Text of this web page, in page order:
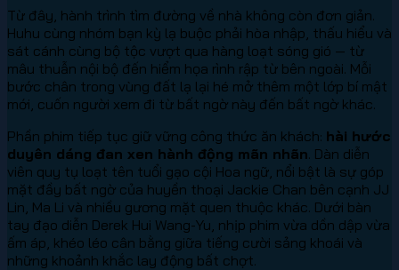
Từ đây, hành trình tìm đường về nhà không còn đơn giản.
Huhu cùng nhóm bạn kỳ lạ buộc phải hòa nhập, thấu hiểu và
sát cánh cùng bộ tộc vượt qua hàng loạt sóng gió — từ
mâu thuẫn nội bộ đến hiểm họa rình rập từ bên ngoài. Mỗi
bước chân trong vùng đất lạ lại hé mở thêm một lớp bí mật
mới, cuốn người xem đi từ bất ngờ này đến bất ngờ khác.
Phần phim tiếp tục giữ vững công thức ăn khách: hài hước
duyên dáng đan xen hành động mãn nhãn. Dàn diễn
viên quy tụ loạt tên tuổi gạo cội Hoa ngữ, nổi bật là sự góp
mặt đầy bất ngờ của huyền thoại Jackie Chan bên cạnh JJ
Lin, Ma Li và nhiều gương mặt quen thuộc khác. Dưới bàn
tay đạo diễn Derek Hui Wang-Yu, nhịp phim vừa dồn dập vừa
ấm áp, khéo léo cân bằng giữa tiếng cười sảng khoái và
những khoảnh khắc lay động bất chợt.